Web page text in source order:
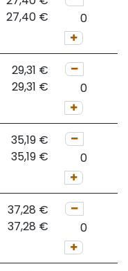
27,40 €
29,31 €
29,31 €
35,19 €
35,19 €
37,28 €
37,28 €